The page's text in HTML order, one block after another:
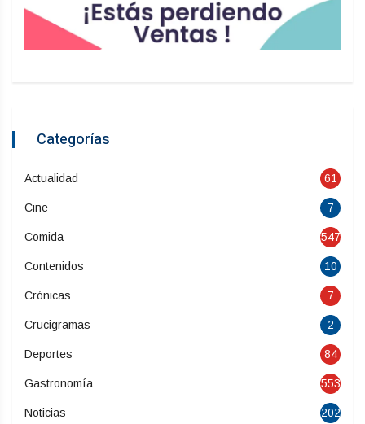
Categorías
Actualidad 61
Cine 7
Comida 547
Contenidos 10
Crónicas 7
Crucigramas 2
Deportes 84
Gastronomía 553
Noticias 202